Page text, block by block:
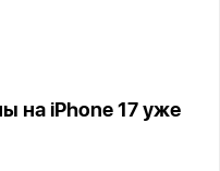
на iPhone 17 уже